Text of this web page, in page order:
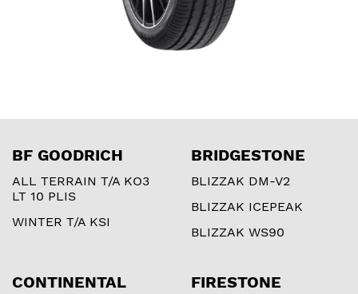
BF GOODRICH
ALL TERRAIN T/A KO3
LT 10 PLIS
WINTER T/A KSI
BRIDGESTONE
BLIZZAK DM-V2
BLIZZAK ICEPEAK
BLIZZAK WS90
CONTINENTAL FIRESTONE